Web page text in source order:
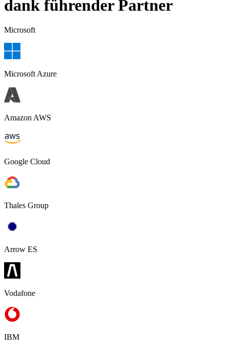
dank führender Partner
Microsoft
Microsoft Azure
Amazon AWS
Google Cloud
Thales Group
Arrow ES
Vodafone
IBM